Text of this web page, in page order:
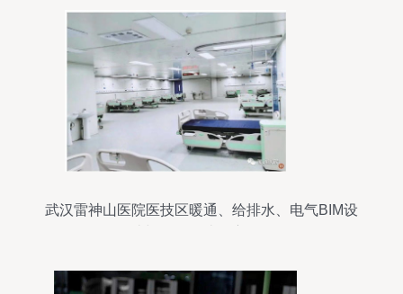
武汉雷神山医院医技区暖通、给排水、电气BIM设